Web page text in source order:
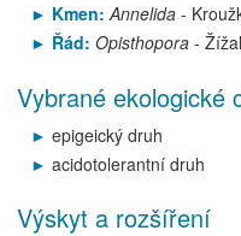
Kmen:Annelida-
Řád: Opisthopora-
Vybrané ekologické
epigeický druh
acidotolerantní druh
Výskyt a rozšíření